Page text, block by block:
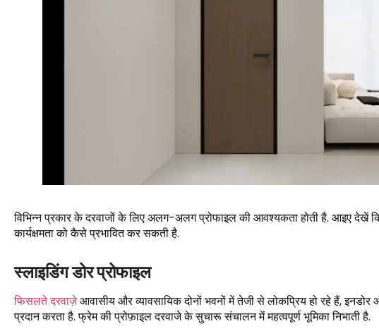
विभिन्न प्रकार के दरवाजों के लिए अलग-अलग प्रोफाइल की आवश्यकता होती है. आइए देखें
कार्यक्षमता को कैसे प्रभावित कर सकती है.
स्लाइडिंग डोर प्रोफाइल
फिसलते दरवाज़ेआवासीय और व्यावसायिक दोनों भवनों में तेजी से लोकप्रिय हो रहे हैं,
प्रदान करता है. फ्रेम की प्रोफ़ाइल दरवाजे के सुचारू संचालन में महत्वपूर्ण भूमिका निभाती है.